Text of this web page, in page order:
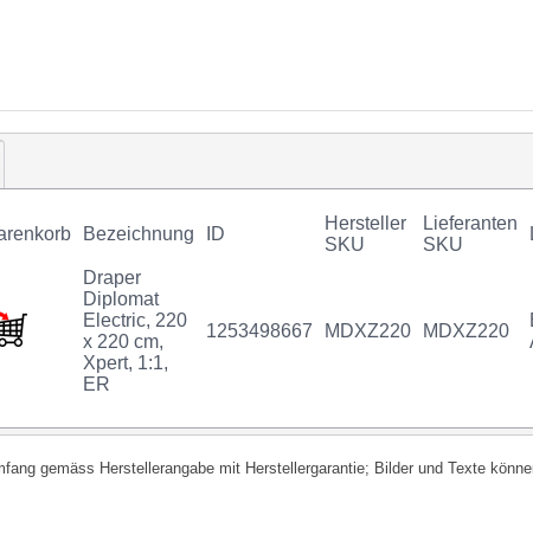
Bezeichnung ID
Hersteller
SKU
Lieferanten
SKU
Draper
Diplomat
Electric, 220
x 220 cm,
Xpert, 1:1,
ER
1253498667 MDXZ220 MDXZ220
gemäss Herstellerangabe mit Herstellergarantie; Bilder und Texte